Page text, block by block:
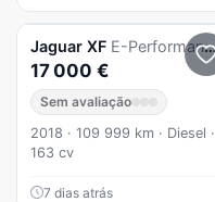
Jaguar XF E-Performance Aut. R-Sport - Caixa Automática
17 000 €
Sem avaliação
2018 · 109 999 km · Diesel ·
163 cv
7 dias atrás